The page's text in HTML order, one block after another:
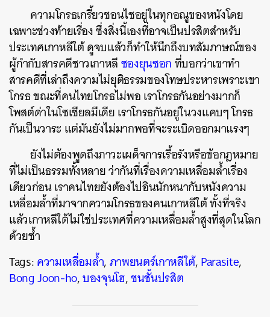
ความโกรธเกรี้ยวชอนไชอยู่ในทุกอณูของหนังโดย
เฉพาะช่วงท้ายเรื่อง ซึ่งสิ่งนี้เองที่อาจเป็นปรสิตสำหรับ
ประเทศเกาหลีใต้ ดูจบแล้วก็ทำให้นึกถึงบทสัมภาษณ์ของ
ผู้กำกับสารคดีชาวเกาหลีชองยุนซอกที่บอกว่าเขาทำ
สารคดีที่เล่าถึงความไม่ยุติธรรมของโทษประหารเพราะเขา
โกรธ ขณะที่คนไทยโกรธไม่พอ เราโกรธกันอย่างมากก็
โพสต์ด่าในโซเชียลมีเดีย เราโกรธกันอยู่ในวงแคบๆ โกรธ
กันเป็นวาระ แต่มันยังไม่มากพอที่จะระเบิดออกมาแรงๆ
ยังไม่ต้องพูดถึงภาวะเผด็จการเรื้อรังหรือข้อกฎหมาย
ที่ไม่เป็นธรรมทั้งหลาย ว่ากันที่เรื่องความเหลื่อมล้ำเรื่อง
เดียวก่อน เราคนไทยยังต้องไปอินนักหนากับหนังความ
เหลื่อมล้ำที่มาจากความโกรธของคนเกาหลีใต้ ทั้งที่จริง
แล้วเกาหลีใต้ไม่ใช่ประเทศที่ความเหลื่อมล้ำสูงที่สุดในโลก
ด้วยซ้ำ
Tags:ความเหลื่อมล้ำ,ภาพยนตร์เกาหลีใต้,Parasite,
Bong Joon-ho,บองจุนโฮ,ชนชั้นปรสิต